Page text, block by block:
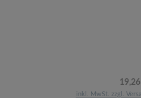
inkl. MwSt. zzgl.